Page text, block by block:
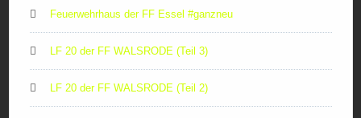
Feuerwehrhaus der FF Essel #ganzneu
LF 20 der FF WALSRODE (Teil 3)
LF 20 der FF WALSRODE (Teil 2)